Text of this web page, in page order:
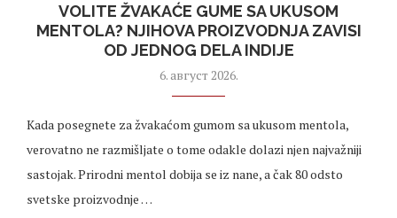
VOLITE ŽVAKAĆE GUME SA UKUSOM
MENTOLA? NJIHOVA PROIZVODNJA ZAVISI
OD JEDNOG DELA INDIJE
6. август 2026.
Kada posegnete za žvakaćom gumom sa ukusom mentola,
verovatno ne razmišljate o tome odakle dolazi njen najvažniji
sastojak. Prirodni mentol dobija se iz nane, a čak 80 odsto
svetske proizvodnje …